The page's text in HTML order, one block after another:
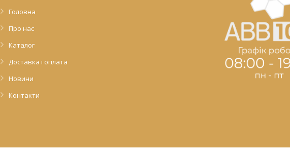
Головна
Про нас
Каталог
Доставка і оплата
Новини
Контакти